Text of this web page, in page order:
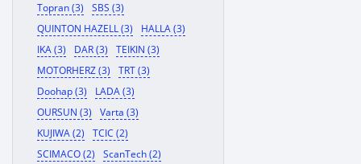
Topran (3)
SBS (3)
QUINTON HAZELL (3)
HALLA (3)
IKA (3)
DAR (3)
TEIKIN (3)
MOTORHERZ (3)
TRT (3)
Doohap (3)
LADA (3)
OURSUN (3)
Varta (3)
KUJIWA (2)
TCIC (2)
SCIMACO (2)
ScanTech (2)